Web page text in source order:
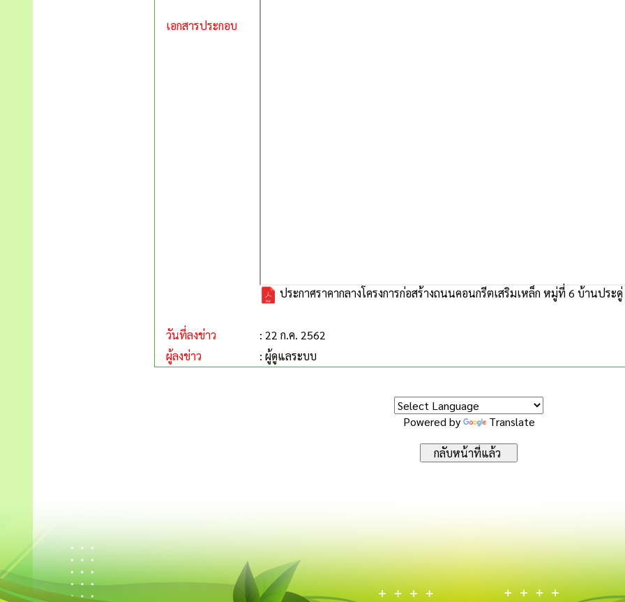
เอกสารประกอบ
ประกาศราคากลางโครงการก่อสร้างถนนคอนกรีตเสริมเหล็ก หมู่ที่ 6 บ้านประดู่
วันที่ลงข่าว
: 22 ก.ค. 2562
ผู้ลงข่าว
: ผู้ดูแลระบบ
Powered by Translate